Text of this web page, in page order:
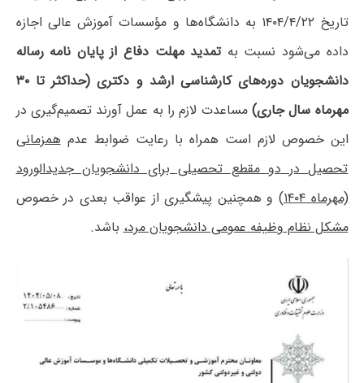
تاریخ ۱۴۰۴/۴/۲۲ به دانشگاه‌ها و مؤسسات آموزش عالی اجازه
داده می‌شود نسبت بهتمدید مهلت دفاع از پایان نامه رساله
دانشجویان دوره‌های کارشناسی ارشد و دکتری (حداکثر تا ۳۰
مهرماه سال جاری) مساعدت لازم را به عمل آورند تصمیم‌گیری در
این خصوص لازم است همراه با رعایت ضوابط عدمهمزمانی
تحصیل در دو مقطع تحصیلی برای دانشجویان جدیدالورود
(مهرماه ۱۴۰۴)
و همچنین پیشگیری از عواقب بعدی در خصوص
مشکل نظام وظیفه عمومی دانشجویان مرد،باشد.